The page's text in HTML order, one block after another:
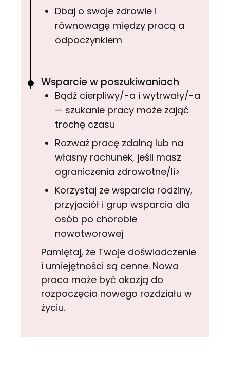
Dbaj o swoje zdrowie i
równowagę między pracą a
odpoczynkiem
Wsparcie w poszukiwaniach
Bądź cierpliwy/-a i wytrwały/-a
— szukanie pracy może zająć
trochę czasu
Rozważ pracę zdalną lub na
własny rachunek, jeśli masz
ograniczenia zdrowotne/li>
Korzystaj ze wsparcia rodziny,
przyjaciół i grup wsparcia dla
osób po chorobie
nowotworowej
Pamiętaj, że Twoje doświadczenie
i umiejętności są cenne. Nowa
praca może być okazją do
rozpoczęcia nowego rozdziału w
życiu.